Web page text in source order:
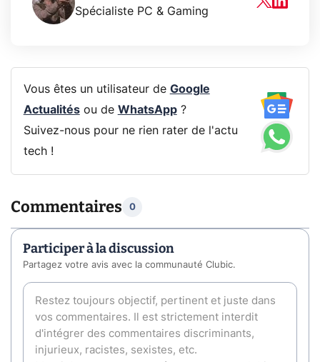
Spécialiste PC & Gaming
Vous êtes un utilisateur de Google
Actualitésou de WhatsApp?
Suivez-nous pour ne rien rater de l'actu
tech !
Commentaires 0
Participer à la discussion
Partagez votre avis avec la communauté Clubic.